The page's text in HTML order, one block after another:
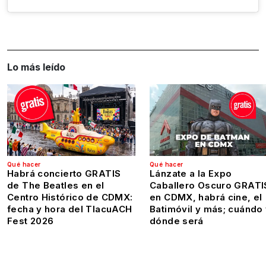
Lo más leído
Qué hacer
Habrá concierto GRATIS
de The Beatles en el
Centro Histórico de CDMX:
fecha y hora del TlacuACH
Fest 2026
Qué hacer
Lánzate a la Expo
Caballero Oscuro
en CDMX, habrá cine, el
Batimóvil y más; cuándo
dónde será